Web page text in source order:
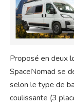
Proposé en deux
SpaceNomad se
selon le type de
coulissante (3